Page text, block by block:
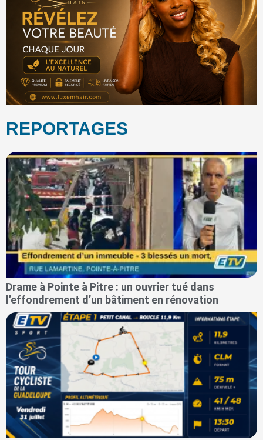
REPORTAGES
Drame à Pointe à Pitre : un ouvrier tué dans
l’effondrement d’un bâtiment en rénovation